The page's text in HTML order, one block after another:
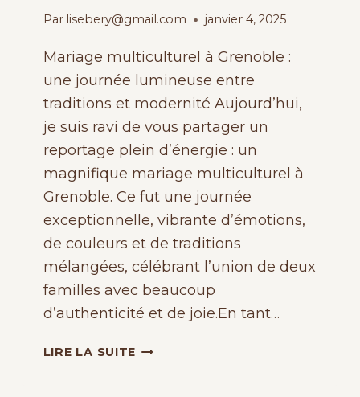
Par lisebery@gmail.com janvier 4, 2025
Mariage multiculturel à Grenoble :
une journée lumineuse entre
traditions et modernité Aujourd’hui,
je suis ravi de vous partager un
reportage plein d’énergie : un
magnifique mariage multiculturel à
Grenoble. Ce fut une journée
exceptionnelle, vibrante d’émotions,
de couleurs et de traditions
mélangées, célébrant l’union de deux
familles avec beaucoup
d’authenticité et de joie.En tant…
LIRE LA SUITE MARIAGE